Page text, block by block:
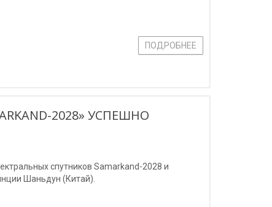
ПОДРОБНЕЕ
2028» УСПЕШНО
спутников Samarkand-2028 и
Шаньдун (Китай).